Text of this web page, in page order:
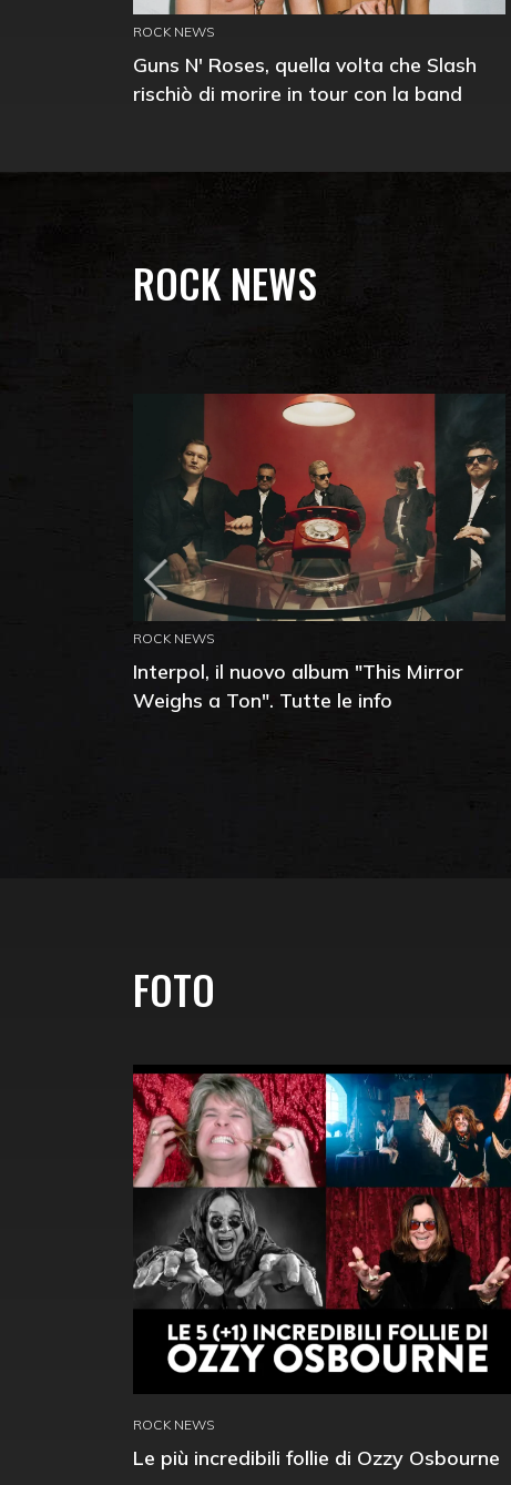
ROCK NEWS
Guns N' Roses, quella volta che Slash
rischiò di morire in tour con la band
ROCK NEWS
ROCK NEWS
Interpol, il nuovo album "This Mirror
Weighs a Ton". Tutte le info
FOTO
ROCK NEWS
Le più incredibili follie di Ozzy Osbourne